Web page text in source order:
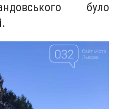
було